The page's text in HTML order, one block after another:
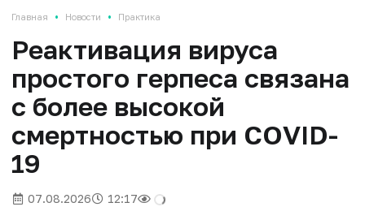
Главная • Новости • Практика
Реактивация вируса
простого герпеса связана
с более высокой
смертностью при COVID-
19
07.08.2026 12:17